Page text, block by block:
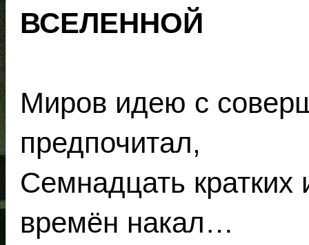
ВСЕЛЕННОЙ
Миров идею с
предпочитал,
Семнадцать кратких
времён накал…